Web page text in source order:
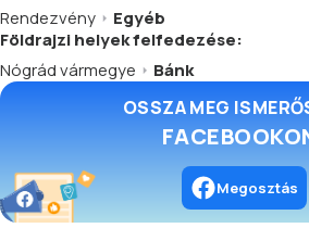
Rendezvény
Egyéb
Földrajzi helyek felfedezése:
Nógrád vármegye
Bánk
OSSZA MEG
Megosztás